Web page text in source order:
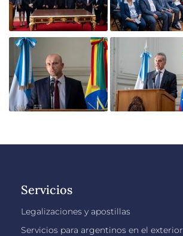
Servicios
Legalizaciones y apostillas
Servicios para argentinos en el exterior